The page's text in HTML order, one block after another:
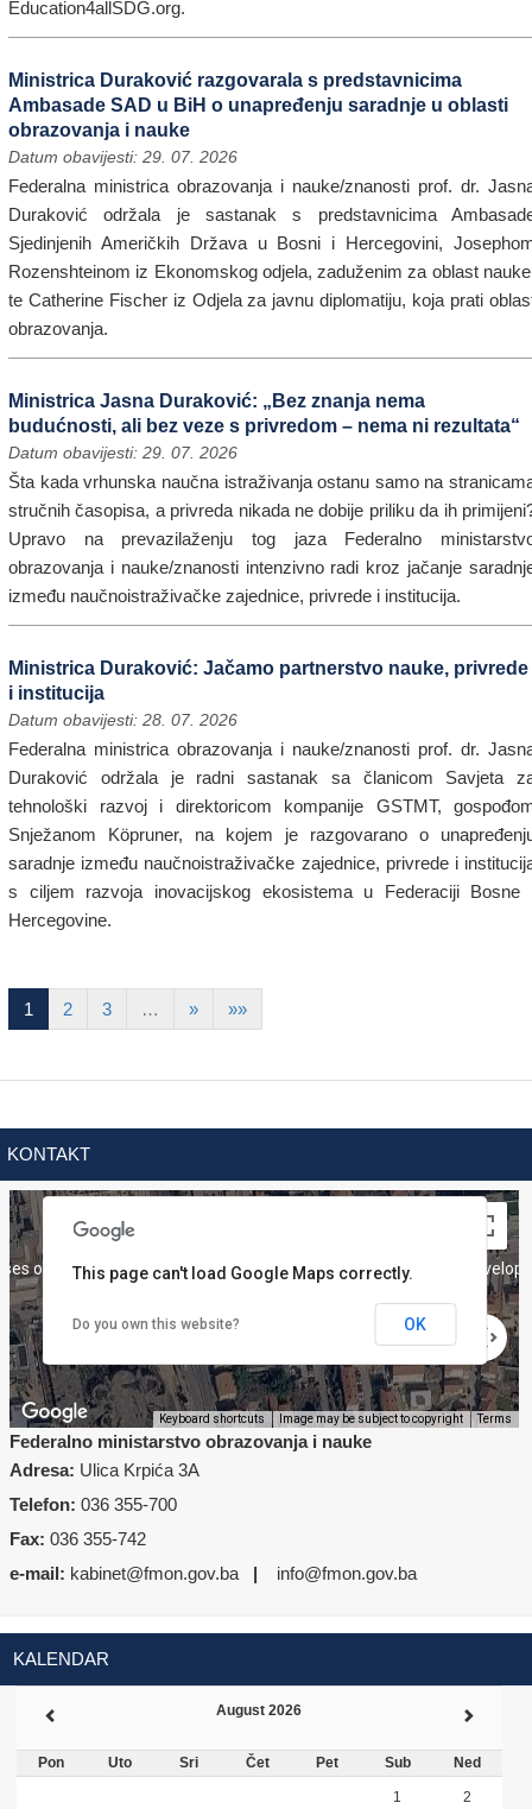
Education4allSDG.org.
Ministrica Duraković razgovarala s predstavnicima
Ambasade SAD u BiH o unapređenju saradnje u oblasti
obrazovanja i nauke
Datum obavijesti: 29. 07. 2026
Federalna ministrica obrazovanja i nauke/znanosti prof. dr.
Duraković održala je sastanak s predstavnicima
Sjedinjenih Američkih Država u Bosni i Hercegovini,
Rozenshteinom iz Ekonomskog odjela, zaduženim za oblast
te Catherine Fischer iz Odjela za javnu diplomatiju, koja prati
obrazovanja.
Ministrica Jasna Duraković: „Bez znanja nema
budućnosti, ali bez veze s privredom – nema ni rezultata“
Datum obavijesti: 29. 07. 2026
Šta kada vrhunska naučna istraživanja ostanu samo na
stručnih časopisa, a privreda nikada ne dobije priliku da ih
Upravo na prevazilaženju tog jaza Federalno
obrazovanja i nauke/znanosti intenzivno radi kroz jačanje
između naučnoistraživačke zajednice, privrede i institucija.
Ministrica Duraković: Jačamo partnerstvo nauke, privrede
i institucija
Datum obavijesti: 28. 07. 2026
Federalna ministrica obrazovanja i nauke/znanosti prof. dr.
Duraković održala je radni sastanak sa članicom Savjeta
tehnološki razvoj i direktoricom kompanije GSTMT,
Snježanom Köpruner, na kojem je razgovarano o
saradnje između naučnoistraživačke zajednice, privrede i
s ciljem razvoja inovacijskog ekosistema u Federaciji Bosne
Hercegovine.
1 2 3 … » »»
KONTAKT
For development purposes only For
only
For development purposes only
only
Keyboard shortcuts Image may be subject to copyright Terms
This page can't load Google Maps correctly.
Do you own this website? OK
Federalno ministarstvo obrazovanja i nauke
Adresa: Ulica Krpića 3A
Telefon: 036 355-700
Fax: 036 355-742
e-mail: kabinet@fmon.gov.ba | info@fmon.gov.ba
KALENDAR
August 2026
Pon Uto Sri Čet Pet Sub Ned
1 2